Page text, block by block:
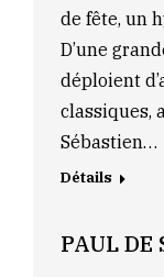
de fête, un
D’une
déploient
classiques,
Sébastien…
Détails
PAUL DE